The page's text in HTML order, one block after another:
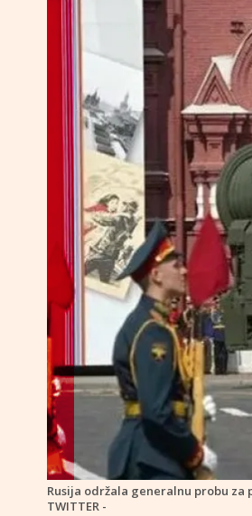
Rusija održala generalnu probu za
TWITTER -